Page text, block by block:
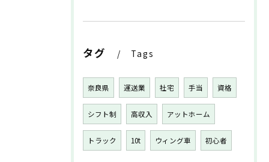
タグ Tags
奈良県 運送業 社宅 手当 資格
シフト制 高収入 アットホーム
トラック 10t ウィング車 初心者